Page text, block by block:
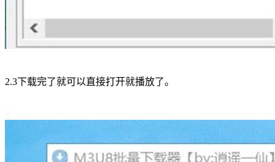
2.3下载完了就可以直接打开就播放了。